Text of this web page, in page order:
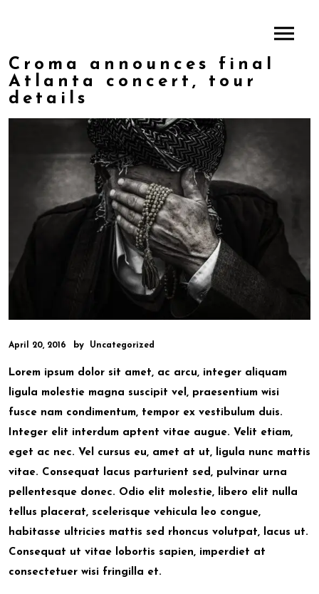
Croma announces final
Atlanta concert, tour
details
April 20, 2016 by Uncategorized
Lorem ipsum dolor sit amet, ac arcu, integer aliquam
ligula molestie magna suscipit vel, praesentium wisi
fusce nam condimentum, tempor ex vestibulum duis.
Integer elit interdum aptent vitae augue. Velit etiam,
eget ac nec. Vel cursus eu, amet at ut, ligula nunc mattis
vitae. Consequat lacus parturient sed, pulvinar urna
pellentesque donec. Odio elit molestie, libero elit nulla
tellus placerat, scelerisque vehicula leo congue,
habitasse ultricies mattis sed rhoncus volutpat, lacus ut.
Consequat ut vitae lobortis sapien, imperdiet at
consectetuer wisi fringilla et.